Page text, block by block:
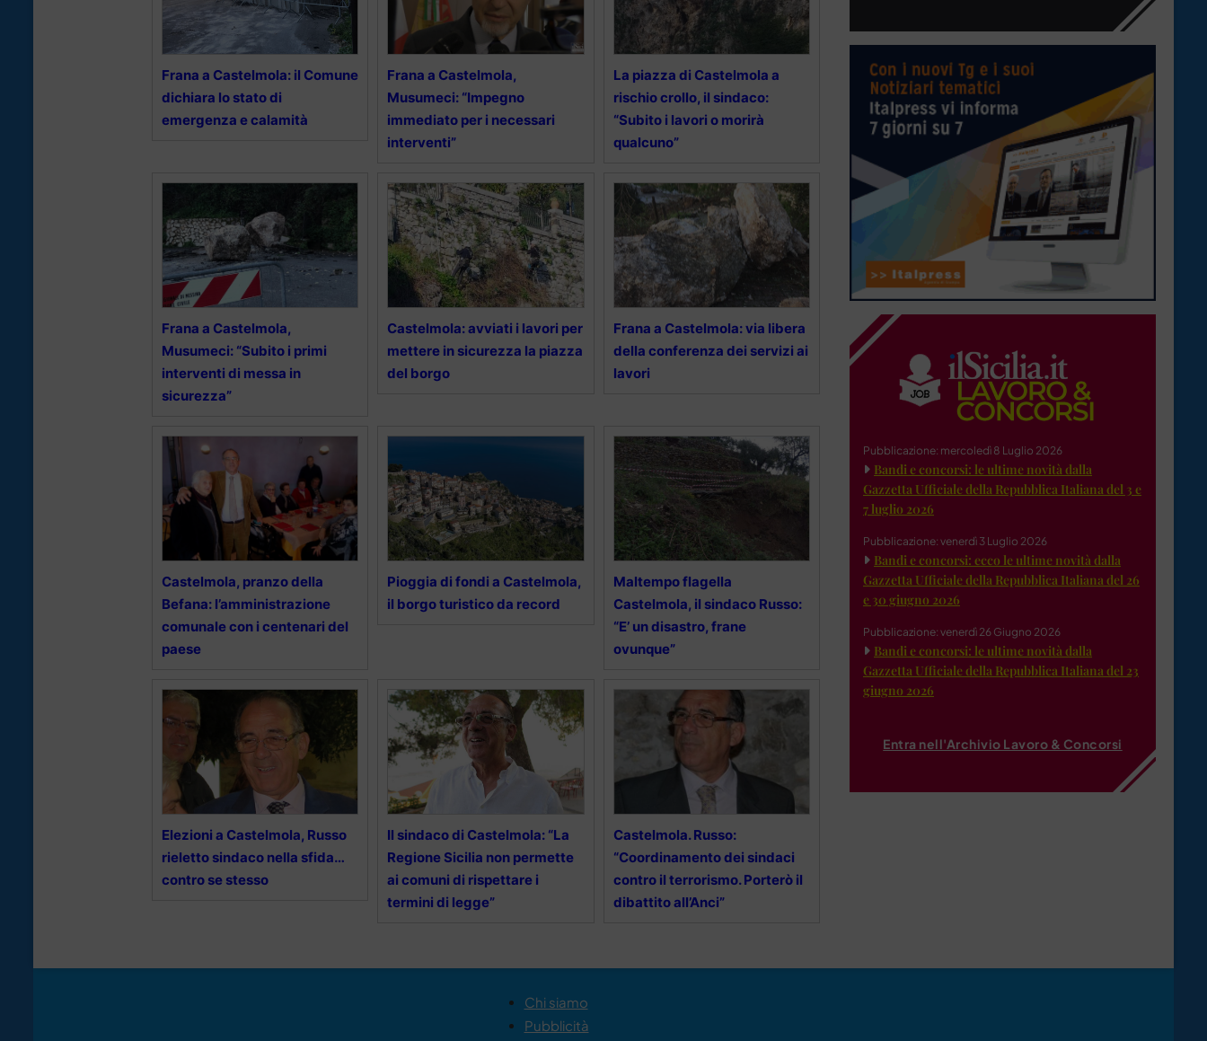
Frana a Castelmola: il Comune
dichiara lo stato di
emergenza e calamità
Frana a Castelmola,
Musumeci: “Impegno
immediato per i necessari
interventi”
La piazza di Castelmola a
rischio crollo, il sindaco:
“Subito i lavori o morirà
qualcuno”
Frana a Castelmola,
Musumeci: “Subito i primi
interventi di messa in
sicurezza”
Castelmola: avviati i lavori per
mettere in sicurezza la piazza
del borgo
Frana a Castelmola: via libera
della conferenza dei servizi ai
lavori
Castelmola, pranzo della
Befana: l’amministrazione
comunale con i centenari del
paese
Pioggia di fondi a Castelmola,
il borgo turistico da record
Maltempo flagella
Castelmola, il sindaco Russo:
“E’ un disastro, frane
ovunque”
Elezioni a Castelmola, Russo
rieletto sindaco nella sfida…
contro se stesso
Il sindaco di Castelmola: “La
Regione Sicilia non permette
ai comuni di rispettare i
termini di legge”
Castelmola. Russo:
“Coordinamento dei sindaci
contro il terrorismo. Porterò il
dibattito all’Anci”
Pubblicazione: mercoledì 8 Luglio 2026
Bandi e concorsi: le ultime novità dalla
Gazzetta Ufficiale della Repubblica Italiana del 3 e
7 luglio 2026
Pubblicazione: venerdì 3 Luglio 2026
Bandi e concorsi: ecco le ultime novità dalla
Gazzetta Ufficiale della Repubblica Italiana del 26
e 30 giugno 2026
Pubblicazione: venerdì 26 Giugno 2026
Bandi e concorsi: le ultime novità dalla
Gazzetta Ufficiale della Repubblica Italiana del 23
giugno 2026
Entra nell'Archivio Lavoro & Concorsi
Chi siamo
Pubblicità